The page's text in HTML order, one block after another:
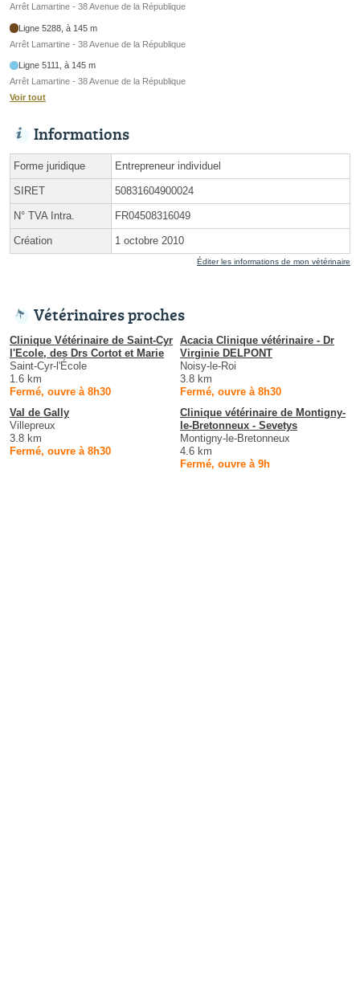
Arrêt Lamartine - 38 Avenue de la République
Ligne 5288, à 145 m
Arrêt Lamartine - 38 Avenue de la République
Ligne 5111, à 145 m
Arrêt Lamartine - 38 Avenue de la République
Voir tout
Informations
Forme juridique Entrepreneur individuel
SIRET 50831604900024
N° TVA Intra. FR04508316049
Création 1 octobre 2010
Éditer les informations de mon vétérinaire
Vétérinaires proches
Clinique Vétérinaire de Saint-Cyr
l'Ecole, des Drs Cortot et Marie
Saint-Cyr-l'École
1.6 km
Fermé, ouvre à 8h30
Acacia Clinique vétérinaire - Dr
Virginie DELPONT
Noisy-le-Roi
3.8 km
Fermé, ouvre à 8h30
Val de Gally
Villepreux
3.8 km
Fermé, ouvre à 8h30
Clinique vétérinaire de Montigny-
le-Bretonneux - Sevetys
Montigny-le-Bretonneux
4.6 km
Fermé, ouvre à 9h